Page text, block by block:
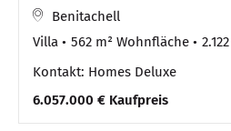
Benitachell
Villa
562 m² Wohnfläche
Kontakt: Homes Deluxe
6.057.000 € Kaufpreis